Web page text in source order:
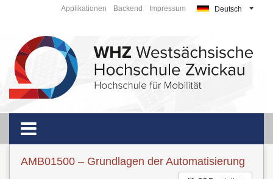
Deutsch
Applikationen Backend Impressum
AMB01500 – Grundlagen der Automatisierung